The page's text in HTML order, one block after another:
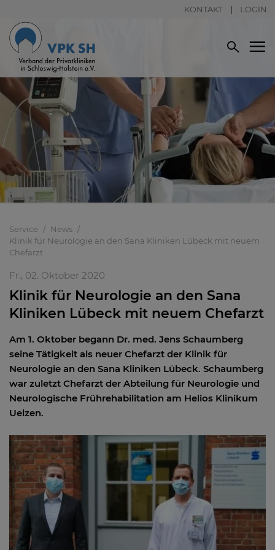
KONTAKT LOGIN
Service
News
Klinik für Neurologie an den Sana Kliniken Lübeck mit neuem
Chefarzt
Fr., 02. Oktober 2020
Klinik für Neurologie an den Sana
Kliniken Lübeck mit neuem Chefarzt
Am 1. Oktober begann Dr. med. Jens Schaumberg
seine Tätigkeit als neuer Chefarzt der Klinik für
Neurologie an den Sana Kliniken Lübeck. Schaumberg
war zuletzt Chefarzt der Abteilung für Neurologie und
Neurologische Frührehabilitation am Helios Klinikum
Uelzen.